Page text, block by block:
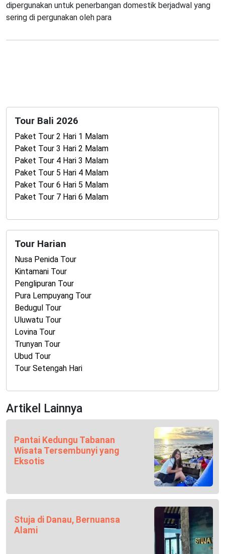
dipergunakan untuk penerbangan domestik berjadwal yang
sering di pergunakan oleh para
Tour Bali 2026
Paket Tour 2 Hari 1 Malam
Paket Tour 3 Hari 2 Malam
Paket Tour 4 Hari 3 Malam
Paket Tour 5 Hari 4 Malam
Paket Tour 6 Hari 5 Malam
Paket Tour 7 Hari 6 Malam
Tour Harian
Nusa Penida Tour
Kintamani Tour
Penglipuran Tour
Pura Lempuyang Tour
Bedugul Tour
Uluwatu Tour
Lovina Tour
Trunyan Tour
Ubud Tour
Tour Setengah Hari
Artikel Lainnya
Pantai Kedungu Tabanan
Wisata Tersembunyi yang
Eksotis
Stuja di Danau, Bernuansa
Alami